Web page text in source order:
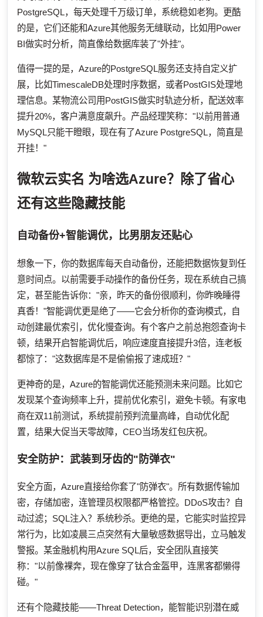
PostgreSQL，每天处理千万级订单，系统稳如老狗。更酷
的是，它们还能和Azure其他服务无缝联动，比如用Power
BI做实时分析，简直像给数据库装了"外挂"。
值得一提的是，Azure的PostgreSQL服务还支持自定义扩
展，比如TimescaleDB处理时序数据，或者PostGIS处理地
理信息。某物流公司用PostGIS做实时轨迹分析，配送效率
提升20%，客户满意度飙升。产品经理笑称："以前用普通
MySQL只能干瞪眼，现在有了Azure PostgreSQL，简直是
开挂！"
微软云实名 为啥选Azure？除了省心
还有这些隐藏技能
自动备份+智能调优，比男朋友还贴心
想象一下，你的数据库每天自动备份，还能把数据恢复到任
意时间点。以前需要手动操作的备份任务，现在系统自己搞
定，甚至能告诉你："亲，昨天的备份很顺利，你昨晚睡得
真香！"智能调优更是绝了——它会分析你的查询模式，自
动创建最优索引，优化慢查询。有个客户之前总抱怨查询卡
顿，结果开启智能调优后，响应速度直接提升3倍，连老板
都惊了："这数据库是不是偷偷报了速成班？"
更神奇的是，Azure的智能调优还能预测未来问题。比如它
发现某个查询频率上升，提前优化索引，避免卡顿。有家电
商在双11前测试，系统提前预判流量高峰，自动优化配
置，结果大促当天零故障，CEO当场发红包庆祝。
安全防护：武装到牙齿的"防弹衣"
安全方面，Azure直接给你套了"防弹衣"。所有数据传输加
密，存储加密，连管理员权限都严格管控。DDoS攻击？自
动过滤；SQL注入？系统秒杀。更绝的是，它能实时监控异
常行为，比如凌晨三点突然有大量敏感数据导出，立马触发
警报。某金融机构用Azure SQL后，安全团队直接笑
称："以前像裸奔，现在像穿了钛合金盔甲，连黑客都懒得
碰。"
还有个隐藏技能——Threat Detection，能智能识别潜在威